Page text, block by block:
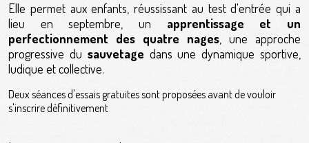
Elle permet aux enfants, réussissant au test d'entrée qui a
lieu en septembre, un apprentissage et un
perfectionnement des quatre nages , une approche
progressive du sauvetage dans une dynamique sportive,
ludique et collective.
Deux séances d'essais gratuites sont proposées avant de vouloir
s'inscrire définitivement